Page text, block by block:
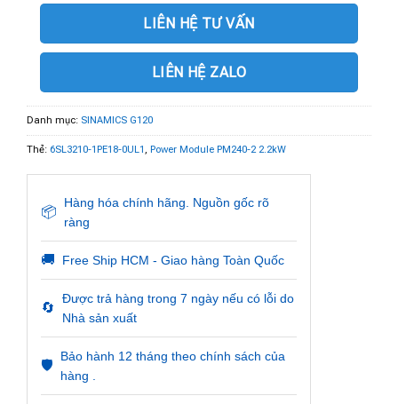
LIÊN HỆ TƯ VẤN
LIÊN HỆ ZALO
Danh mục: SINAMICS G120
Thẻ: 6SL3210-1PE18-0UL1, Power Module PM240-2 2.2kW
📦
Hàng hóa chính hãng. Nguồn gốc rõ
ràng
🚚 Free Ship HCM - Giao hàng Toàn Quốc
🔄
Được trả hàng trong 7 ngày nếu có lỗi do
Nhà sản xuất
🛡️
Bảo hành 12 tháng theo chính sách của
hàng .